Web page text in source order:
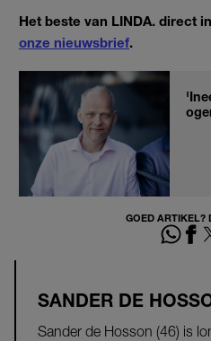
Het beste van LINDA. direct
onze nieuwsbrief.
GOED ARTIKEL?
SANDER DE
Sander de Hosson (46) is